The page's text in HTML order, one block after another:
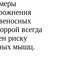
всегда
риску
мышц.